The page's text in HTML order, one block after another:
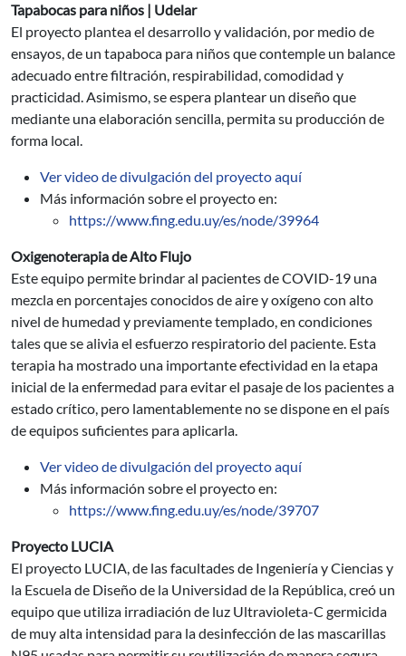
Tapabocas para niños | Udelar
El proyecto plantea el desarrollo y validación, por medio de
ensayos, de un tapaboca para niños que contemple un balance
adecuado entre filtración, respirabilidad, comodidad y
practicidad. Asimismo, se espera plantear un diseño que
mediante una elaboración sencilla, permita su producción de
forma local.
Ver video de divulgación del proyecto aquí
Más información sobre el proyecto en:
https://www.fing.edu.uy/es/node/39964
Oxigenoterapia de Alto Flujo
Este equipo permite brindar al pacientes de COVID-19 una
mezcla en porcentajes conocidos de aire y oxígeno con alto
nivel de humedad y previamente templado, en condiciones
tales que se alivia el esfuerzo respiratorio del paciente. Esta
terapia ha mostrado una importante efectividad en la etapa
inicial de la enfermedad para evitar el pasaje de los pacientes a
estado crítico, pero lamentablemente no se dispone en el país
de equipos suficientes para aplicarla.
Ver video de divulgación del proyecto aquí
Más información sobre el proyecto en:
https://www.fing.edu.uy/es/node/39707
Proyecto LUCIA
El proyecto LUCIA, de las facultades de Ingeniería y Ciencias y
la Escuela de Diseño de la Universidad de la República, creó un
equipo que utiliza irradiación de luz Ultravioleta-C germicida
de muy alta intensidad para la desinfección de las mascarillas